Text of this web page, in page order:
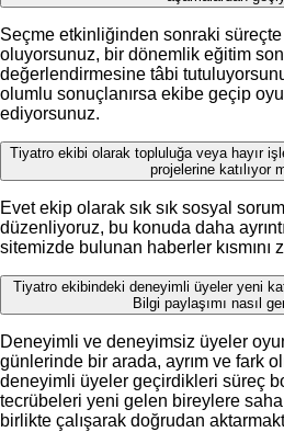
Seçme etkinliğinden sonraki
oluyorsunuz, bir dönemlik eğitim
değerlendirmesine tâbi
olumlu sonuçlanırsa ekibe geçip
ediyorsunuz.
Tiyatro ekibi olarak topluluğa veya hayır
projelerine katılıyor
Evet ekip olarak sık sık sosyal
düzenliyoruz, bu konuda daha
sitemizde bulunan haberler kısmını
Tiyatro ekibindeki deneyimli üyeler yeni
Bilgi paylaşımı nasıl
Deneyimli ve deneyimsiz üyeler
günlerinde bir arada, ayrım ve fark
deneyimli üyeler geçirdikleri süreç
tecrübeleri yeni gelen bireylere saha
birlikte çalışarak doğrudan